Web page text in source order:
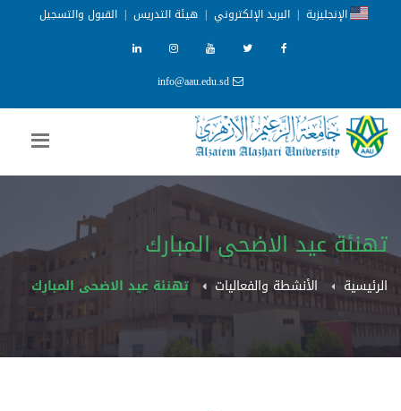
الإنجليزية | البريد الإلكتروني | هيئة التدريس | القبول والتسجيل
تهنئة عيد الاضحى المبارك
الرئيسية الأنشطة والفعاليات تهنئة عيد الاضحى المبارك